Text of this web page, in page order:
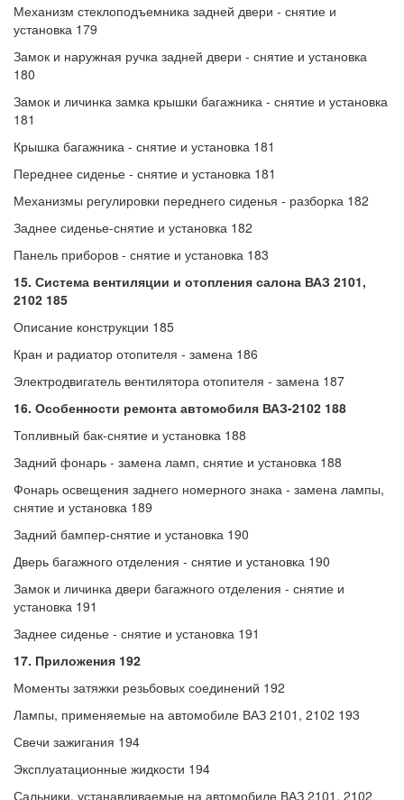
Механизм стеклоподъемника задней двери - снятие и
установка 179
Замок и наружная ручка задней двери - снятие и установка
180
Замок и личинка замка крышки багажника - снятие и установка
181
Крышка багажника - снятие и установка 181
Переднее сиденье - снятие и установка 181
Механизмы регулировки переднего сиденья - разборка 182
Заднее сиденье-снятие и установка 182
Панель приборов - снятие и установка 183
15. Система вентиляции и отопления салона ВАЗ 2101,
2102 185
Описание конструкции 185
Кран и радиатор отопителя - замена 186
Электродвигатель вентилятора отопителя - замена 187
16. Особенности ремонта автомобиля ВАЗ-2102 188
Топливный бак-снятие и установка 188
Задний фонарь - замена ламп, снятие и установка 188
Фонарь освещения заднего номерного знака - замена лампы,
снятие и установка 189
Задний бампер-снятие и установка 190
Дверь багажного отделения - снятие и установка 190
Замок и личинка двери багажного отделения - снятие и
установка 191
Заднее сиденье - снятие и установка 191
17. Приложения 192
Моменты затяжки резьбовых соединений 192
Лампы, применяемые на автомобиле ВАЗ 2101, 2102 193
Свечи зажигания 194
Эксплуатационные жидкости 194
Сальники, устанавливаемые на автомобиле ВАЗ 2101, 2102